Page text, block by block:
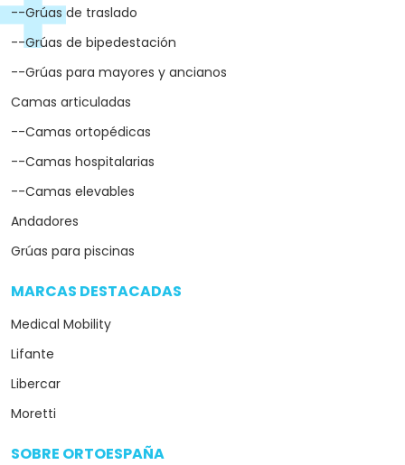
--Grúas de traslado
--Grúas de bipedestación
--Grúas para mayores y ancianos
Camas articuladas
--Camas ortopédicas
--Camas hospitalarias
--Camas elevables
Andadores
Grúas para piscinas
MARCAS DESTACADAS
Medical Mobility
Lifante
Libercar
Moretti
SOBRE ORTOESPAÑA